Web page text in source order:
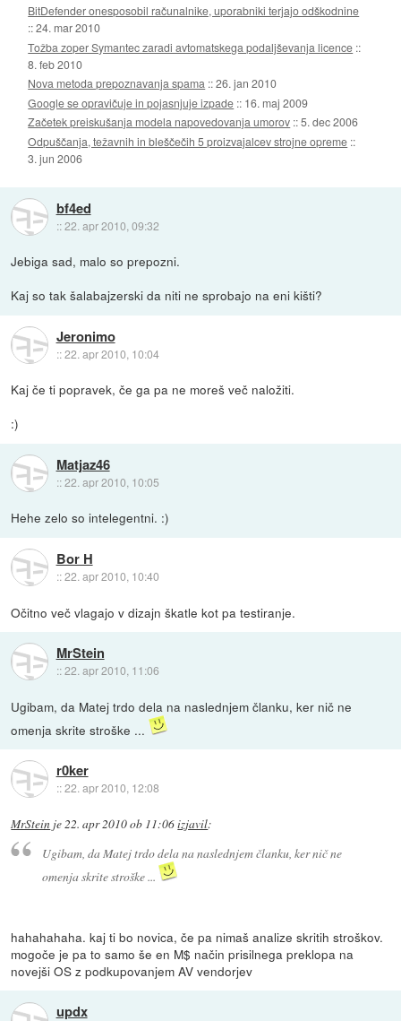
BitDefender onesposobil računalnike, uporabniki terjajo odškodnine
::24. mar 2010
Tožba zoper Symantec zaradi avtomatskega podaljševanja licence ::
8. feb 2010
Nova metoda prepoznavanja spama ::26. jan 2010
Google se opravičuje in pojasnjuje izpade :: 16. maj 2009
Začetek preiskušanja modela napovedovanja umorov ::5. dec 2006
Odpuščanja, težavnih in bleščečih 5 proizvajalcev strojne opreme ::
3. jun 2006
bf4ed
::22. apr 2010, 09:32
Jebiga sad, malo so prepozni.
Kaj so tak šalabajzerski da niti ne sprobajo na eni kišti?
Jeronimo
::22. apr 2010, 10:04
Kaj če ti popravek, če ga pa ne moreš več naložiti.
:)
Matjaz46
::22. apr 2010, 10:05
Hehe zelo so intelegentni. :)
Bor H
::22. apr 2010, 10:40
Očitno več vlagajo v dizajn škatle kot pa testiranje.
MrStein
::22. apr 2010, 11:06
Ugibam, da Matej trdo dela na naslednjem članku, ker nič ne
omenja skrite stroške ...
r0ker
::22. apr 2010, 12:08
MrStein je 22. apr 2010 ob 11:06izjavil:
Ugibam, da Matej trdo dela na naslednjem članku, ker nič ne
omenja skrite stroške ...
hahahahaha. kaj ti bo novica, če pa nimaš analize skritih stroškov.
mogoče je pa to samo še en M$ način prisilnega preklopa na
novejši OS z podkupovanjem AV vendorjev
updx